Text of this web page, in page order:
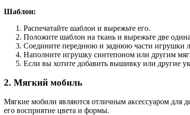
Шаблон:
Распечатайте шаблон и вырежьте его.
Положите шаблон на ткань и вырежьте две
Соедините переднюю и заднюю части игрушки
Наполните игрушку синтепоном или другим
Если вы хотите добавить вышивку или другие
2. Мягкий мобиль
Мягкие мобили являются отличным аксессуаром для
его восприятие цвета и формы.